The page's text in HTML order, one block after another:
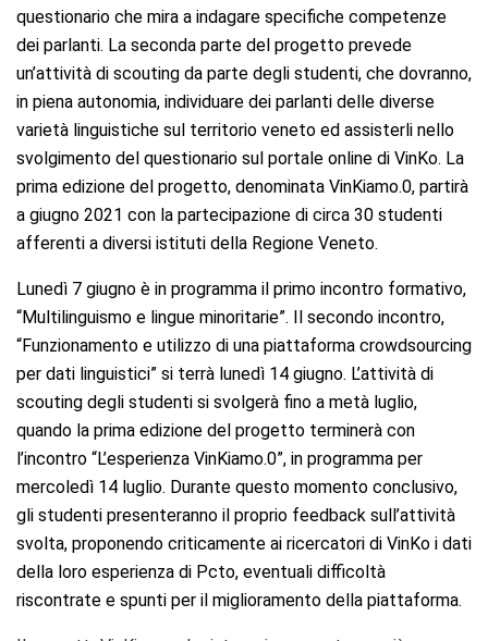
questionario che mira a indagare specifiche competenze
dei parlanti. La seconda parte del progetto prevede
un’attività di scouting da parte degli studenti, che dovranno,
in piena autonomia, individuare dei parlanti delle diverse
varietà linguistiche sul territorio veneto ed assisterli nello
svolgimento del questionario sul portale online di VinKo. La
prima edizione del progetto, denominata VinKiamo.0, partirà
a giugno 2021 con la partecipazione di circa 30 studenti
afferenti a diversi istituti della Regione Veneto.
Lunedì 7 giugno è in programma il primo incontro formativo,
“Multilinguismo e lingue minoritarie”. Il secondo incontro,
“Funzionamento e utilizzo di una piattaforma crowdsourcing
per dati linguistici” si terrà lunedì 14 giugno. L’attività di
scouting degli studenti si svolgerà fino a metà luglio,
quando la prima edizione del progetto terminerà con
l’incontro “L’esperienza VinKiamo.0”, in programma per
mercoledì 14 luglio. Durante questo momento conclusivo,
gli studenti presenteranno il proprio feedback sull’attività
svolta, proponendo criticamente ai ricercatori di VinKo i dati
della loro esperienza di Pcto, eventuali difficoltà
riscontrate e spunti per il miglioramento della piattaforma.